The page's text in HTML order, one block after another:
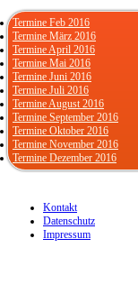
Termine Feb 2016
Termine März 2016
Termine April 2016
Termine Mai 2016
Termine Juni 2016
Termine Juli 2016
Termine August 2016
Termine September 2016
Termine Oktober 2016
Termine November 2016
Termine Dezember 2016
Kontakt
Datenschutz
Impressum